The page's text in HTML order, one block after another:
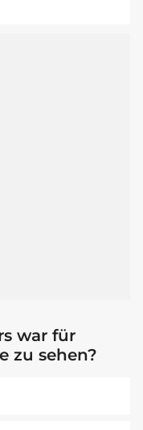
war für
zu sehen?